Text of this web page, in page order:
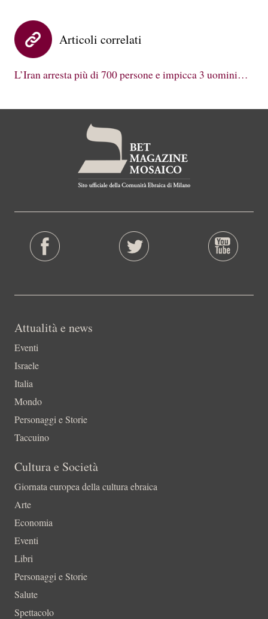
Articoli correlati
L’Iran arresta più di 700 persone e impicca 3 uomini…
Attualità e news
Eventi
Israele
Italia
Mondo
Personaggi e Storie
Taccuino
Cultura e Società
Giornata europea della cultura ebraica
Arte
Economia
Eventi
Libri
Personaggi e Storie
Salute
Spettacolo